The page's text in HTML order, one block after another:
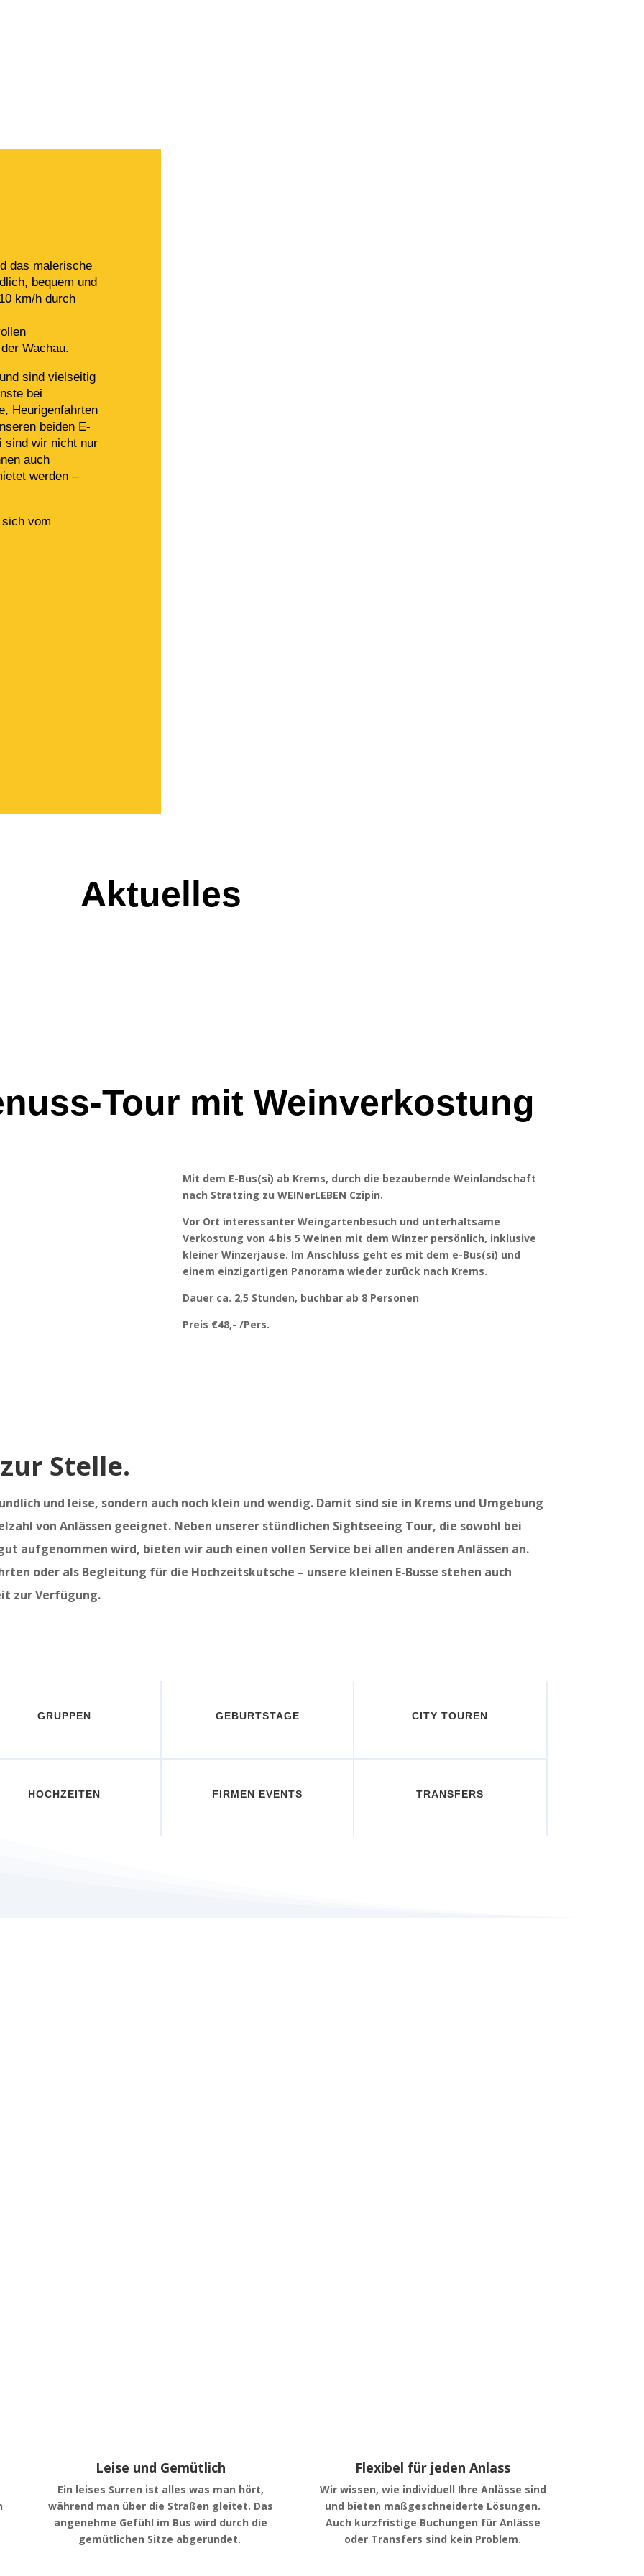
das malerische
bequem und
km/h durch
Wachau.
sind vielseitig
bei
Heurigenfahrten
beiden E-
sind wir nicht nur
auch
werden –
vom
Aktuelles
Tour mit Weinverkostung
Mit dem E-Bus(si) ab Krems, durch die bezaubernde Weinlandschaft
nach Stratzing zu WEINerLEBEN Czipin.
Vor Ort interessanter Weingartenbesuch und unterhaltsame
Verkostung von 4 bis 5 Weinen mit dem Winzer persönlich, inklusive
kleiner Winzerjause. Im Anschluss geht es mit dem e-Bus(si) und
einem einzigartigen Panorama wieder zurück nach Krems.
Dauer ca. 2,5 Stunden, buchbar ab 8 Personen
Preis €48,- /Pers.
Stelle.
und leise, sondern auch noch klein und wendig. Damit sind sie in Krems und Umgebung
von Anlässen geeignet. Neben unserer stündlichen Sightseeing Tour, die sowohl bei
aufgenommen wird, bieten wir auch einen vollen Service bei allen anderen Anlässen an.
oder als Begleitung für die Hochzeitskutsche – unsere kleinen E-Busse stehen auch
zur Verfügung.
GRUPPEN GEBURTSTAGE CITY TOUREN
HOCHZEITEN FIRMEN EVENTS TRANSFERS
Leise und Gemütlich
Ein leises Surren ist alles was man hört,
während man über die Straßen gleitet. Das
angenehme Gefühl im Bus wird durch die
gemütlichen Sitze abgerundet.
Flexibel für jeden Anlass
Wir wissen, wie individuell Ihre Anlässe sind
und bieten maßgeschneiderte Lösungen.
Auch kurzfristige Buchungen für Anlässe
oder Transfers sind kein Problem.